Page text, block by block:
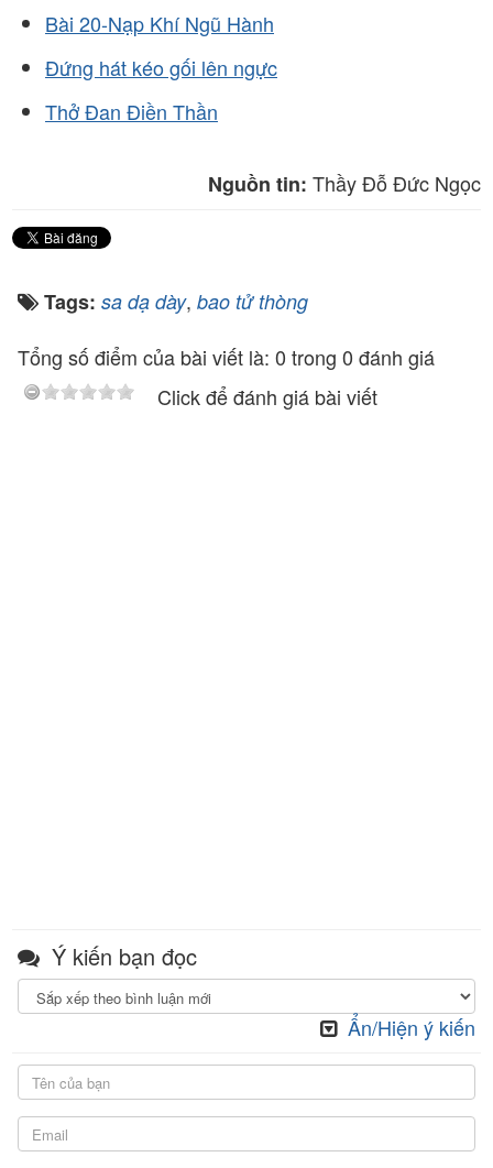
Bài 20-Nạp Khí Ngũ Hành
Đứng hát kéo gối lên ngực
Thở Đan Điền Thần
Nguồn tin: Thầy Đỗ Đức Ngọc
Tags: sa dạ dày, bao tử thòng
Tổng số điểm của bài viết là: 0 trong 0 đánh giá
Click để đánh giá bài viết
Ý kiến bạn đọc
Ẩn/Hiện ý kiến